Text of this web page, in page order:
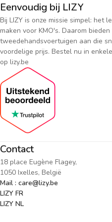
Eenvoudig bij LIZY
Bij LIZY is onze missie simpel: het
maken voor KMO's. Daarom
tweedehandsvoertuigen aan die
voordelige prijs. Bestel nu in
op lizy.be
Contact
18 place Eugène Flagey,
1050 Ixelles, België
Mail : care@lizy.be
LIZY FR
LIZY NL